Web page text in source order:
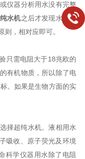
仪器分析用水没有完整
水机之后才发现水质不
，相对应即可。
需电阻大于18兆欧的
有机物质，所以除了电
。如果是生物方面的实
超纯水机。液相用水
吸收、原子荧光及环境
科学仪器用水除了电阻